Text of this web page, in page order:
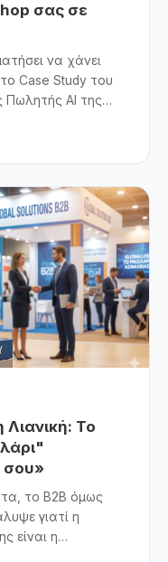
σας σε
να χάνει
Case Study του
Πωλητής AI της
λύνει το
που
Το
σου»
το B2B όμως
γιατί η
είναι η